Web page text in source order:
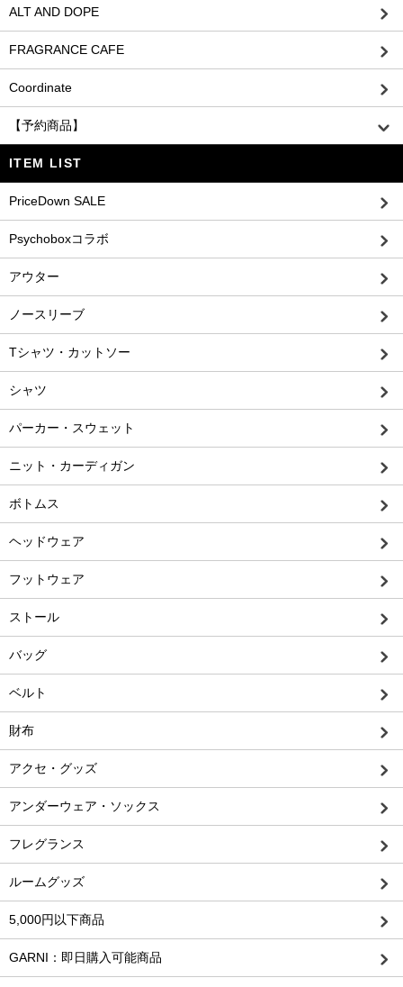
ALT AND DOPE
FRAGRANCE CAFE
Coordinate
【予約商品】
ITEM LIST
PriceDown SALE
Psychoboxコラボ
アウター
ノースリーブ
Tシャツ・カットソー
シャツ
パーカー・スウェット
ニット・カーディガン
ボトムス
ヘッドウェア
フットウェア
ストール
バッグ
ベルト
財布
アクセ・グッズ
アンダーウェア・ソックス
フレグランス
ルームグッズ
5,000円以下商品
GARNI：即日購入可能商品